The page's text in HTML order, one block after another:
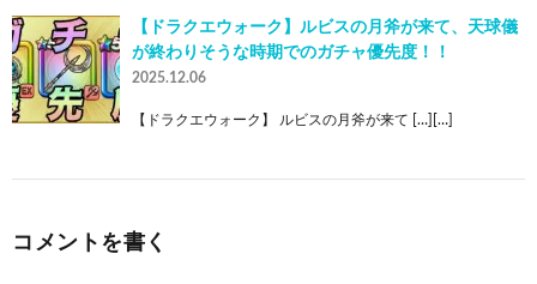
【ドラクエウォーク】ルビスの月斧が来て、天球儀
が終わりそうな時期でのガチャ優先度！！
2025.12.06
【ドラクエウォーク】 ルビスの月斧が来て […][…]
コメントを書く